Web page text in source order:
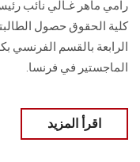
رامي ماهر غـالي نائب
كلية الحقوق حصول
الرابعة بالقسم الفرنسي
الماجستير في فرنسا.
اقرأ المزيد